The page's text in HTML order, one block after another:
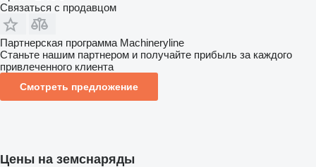
Связаться с продавцом
Партнерская программа Machineryline
Станьте нашим партнером и получайте прибыль за каждого
привлеченного клиента
Смотреть предложение
Цены на земснаряды